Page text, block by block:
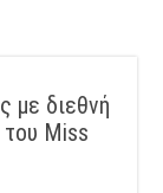
με διεθνή
του Miss